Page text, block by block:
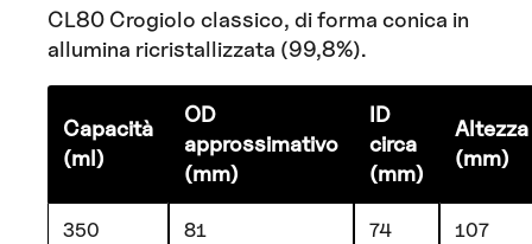
CL80 Crogiolo classico, di forma conica in
allumina ricristallizzata (99,8%).
Capacità
(ml)
OD
approssimativo
(mm)
ID
circa
(mm)
Altezza
(mm)
350 81 74 107